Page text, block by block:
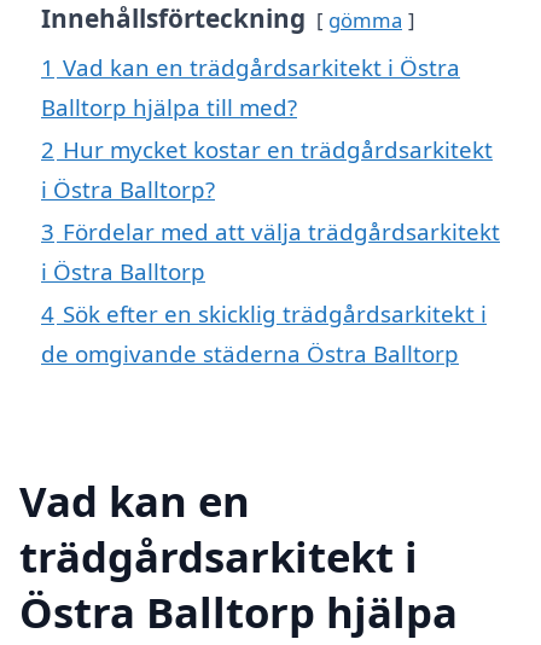
Innehållsförteckning gömma
1 Vad kan en trädgårdsarkitekt i Östra
Balltorp hjälpa till med?
2 Hur mycket kostar en trädgårdsarkitekt
i Östra Balltorp?
3 Fördelar med att välja trädgårdsarkitekt
i Östra Balltorp
4 Sök efter en skicklig trädgårdsarkitekt i
de omgivande städerna Östra Balltorp
Vad kan en
trädgårdsarkitekt i
Östra Balltorp hjälpa